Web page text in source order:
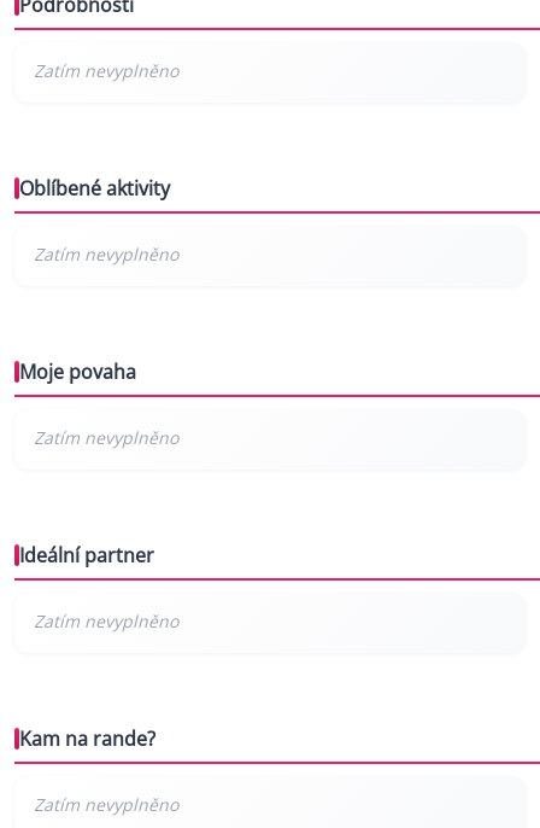
Oblíbené aktivity
Moje povaha
Ideální partner
Kam na rande?